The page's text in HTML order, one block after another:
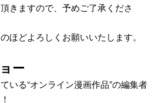
きますので、予めご了承くださ
ほどよろしくお願いいたします。
ー
いる“オンライン漫画作品”の編集者